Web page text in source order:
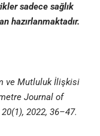
sadece sağlık
hazırlanmaktadır.
ve Mutluluk İlişkisi
Journal of
2022, 36–47.